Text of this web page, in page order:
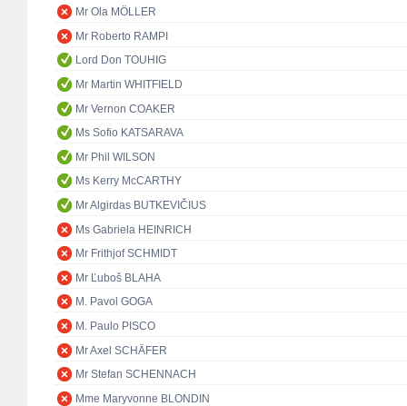
Mr Ola MÖLLER
Mr Roberto RAMPI
Lord Don TOUHIG
Mr Martin WHITFIELD
Mr Vernon COAKER
Ms Sofio KATSARAVA
Mr Phil WILSON
Ms Kerry McCARTHY
Mr Algirdas BUTKEVIČIUS
Ms Gabriela HEINRICH
Mr Frithjof SCHMIDT
Mr Ľuboš BLAHA
M. Pavol GOGA
M. Paulo PISCO
Mr Axel SCHÄFER
Mr Stefan SCHENNACH
Mme Maryvonne BLONDIN